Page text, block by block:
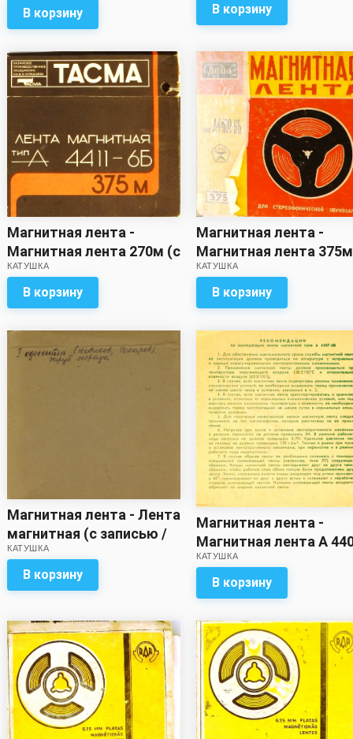
В корзину В корзину
Магнитная лента -
Магнитная лента 270м (с
записью) *
КАТУШКА
В корзину
Магнитная лента -
Магнитная лента
записью)
КАТУШКА
В корзину
Магнитная лента - Лента
магнитная (с записью /
метраж неизвестен)
КАТУШКА
В корзину
Магнитная лента -
Магнитная лента А
6Б (с записью /
неизвестен)
КАТУШКА
В корзину